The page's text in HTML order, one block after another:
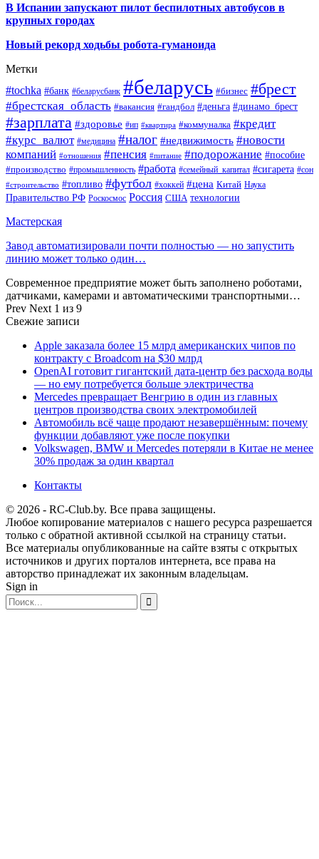
В Испании запускают пилот беспилотных автобусов в
крупных городах
Новый рекорд ходьбы робота-гуманоида
Метки
#tochka #банк #беларусбанк #беларусь #бизнес #брест
#брестская_область #вакансия #гандбол #деньга #динамо_брест
#зарплата #здоровье #ип #квартира #коммуналка #кредит
#курс_валют #медицина #налог #недвижимость #новости
компаний #отношения #пенсия #питание #подорожание #пособие
#производство #промышленность #работа #семейный_капитал #сигарета #сон
#строительство #топливо #футбол #хоккей #цена Китай Наука
Правительство РФ Роскосмос Россия США технологии
Мастерская
Завод автоматизировали почти полностью — но запустить
линию может только один…
Современное предприятие может быть заполнено роботами,
датчиками, камерами и автоматическими транспортными…
Prev Next 1 из 9
Свежие записи
Apple заказала более 15 млрд американских чипов по
контракту с Broadcom на $30 млрд
OpenAI готовит гигантский дата-центр без расхода воды
— но ему потребуется больше электричества
Mercedes превращает Венгрию в один из главных
центров производства своих электромобилей
Автомобиль всё чаще продают незавершённым: почему
функции добавляют уже после покупки
Volkswagen, BMW и Mercedes потеряли в Китае не менее
30% продаж за один квартал
Контакты
© 2026 - RC-Club.by. Все права защищены.
Любое копирование материалов с нашего ресурса разрешается
только с обратной активной ссылкой на страницу статьи.
Все материалы опубликованные на сайте взяты с открытых
источников и других порталов интернета, все права на
авторство принадлежат их законным владельцам.
Sign in